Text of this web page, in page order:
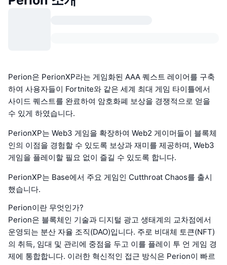
Perion은 PerionXP라는 게임화된 AAA 퀘스트 레이어를 구축
하여 사용자들이 Fortnite와 같은 세계 최대 게임 타이틀에서
사이드 퀘스트를 완료하여 암호화폐 보상을 경쟁적으로 얻을
수 있게 하였습니다.
PerionXP는 Web3 게임을 확장하여 Web2 게이머들이 블록체
인의 이점을 경험할 수 있도록 보상과 재미를 제공하며, Web3
게임을 플레이할 필요 없이 즐길 수 있도록 합니다.
PerionXP는 Base에서 주요 게임인 Cutthroat Chaos를 출시
했습니다.
Perion이란 무엇인가?
Perion은 블록체인 기술과 디지털 광고 생태계의 교차점에서
운영되는 분산 자율 조직(DAO)입니다. 주로 비대체 토큰(NFT)
의 취득, 임대 및 관리에 중점을 두고 이를 플레이 투 언 게임 경
제에 통합합니다. 이러한 혁신적인 접근 방식은 Perion이 빠르